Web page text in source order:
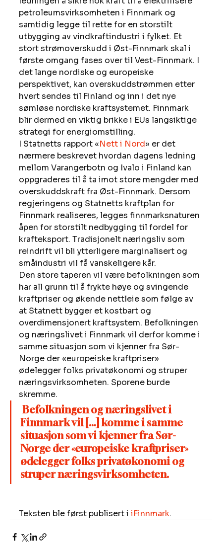
petroleumsvirksomheten i Finnmark og
samtidig legge til rette for en storstilt
utbygging av vindkraftindustri i fylket. Et
stort strømoverskudd i Øst-Finnmark skal i
første omgang fases over til Vest-Finnmark. I
det lange nordiske og europeiske
perspektivet, kan overskuddstrømmen etter
hvert sendes til Finland og inn i det nye
sømløse nordiske kraftsystemet. Finnmark
blir dermed en viktig brikke i EUs langsiktige
strategi for energiomstilling.
I Statnetts rapport «Nett i Nord» er det
nærmere beskrevet hvordan dagens ledning
mellom Varangerbotn og Ivalo i Finland kan
oppgraderes til å ta imot store mengder med
overskuddskraft fra Øst-Finnmark. Dersom
regjeringens og Statnetts kraftplan for
Finnmark realiseres, legges finnmarksnaturen
åpen for storstilt nedbygging til fordel for
krafteksport. Tradisjonelt næringsliv som
reindrift vil bli ytterligere marginalisert og
småindustri vil få vanskeligere kår.
Den store taperen vil være befolkningen som
har all grunn til å frykte høye og svingende
kraftpriser og økende nettleie som følge av
at Statnett bygger et kostbart og
overdimensjonert kraftsystem. Befolkningen
og næringslivet i Finnmark vil derfor komme i
samme situasjon som vi kjenner fra Sør-
Norge der «europeiske kraftpriser»
ødelegger folks privatøkonomi og struper
næringsvirksomheten. Sporene burde
skremme.
Befolkningen og næringslivet i
Finnmark vil […] komme i samme
situasjon som vi kjenner fra Sør-
Norge der «europeiske kraftpriser»
ødelegger folks privatøkonomi og
struper næringsvirksomheten.
Teksten ble først publisert i iFinnmark.